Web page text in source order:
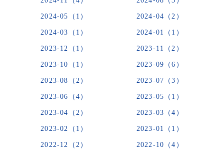
2024-05（1） 2024-04（2）
2024-03（1） 2024-01（1）
2023-12（1） 2023-11（2）
2023-10（1） 2023-09（6）
2023-08（2） 2023-07（3）
2023-06（4） 2023-05（1）
2023-04（2） 2023-03（4）
2023-02（1） 2023-01（1）
2022-12（2） 2022-10（4）